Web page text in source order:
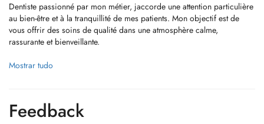
Dentiste passionné par mon métier, jaccorde une attention particulière
au bien-être et à la tranquillité de mes patients. Mon objectif est de
vous offrir des soins de qualité dans une atmosphère calme,
rassurante et bienveillante.
Grâce à mon expérience acquise en France, jai développé une
des soins adaptés, dans le respect du confort et du rythme de chacun.
Mostrar tudo
Feedback